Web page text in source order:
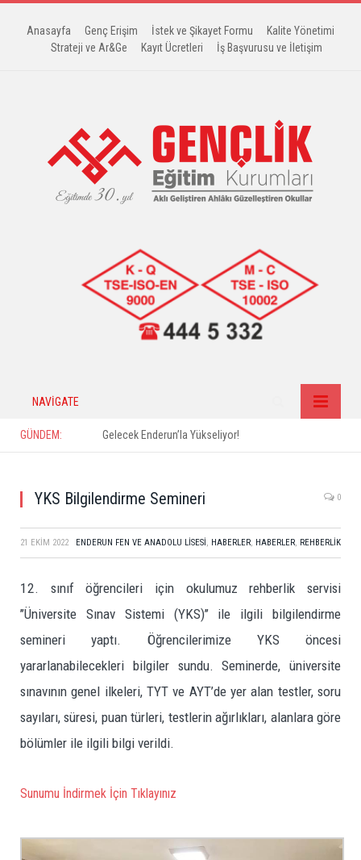
Anasayfa Genç Erişim İstek ve Şikayet Formu
Kalite Yönetimi
Strateji ve Ar&Ge
Kayıt Ücretleri İş Başvurusu ve İletişim
NAVIGATE
GÜNDEM: Gelecek Enderun’la Yükseliyor!
YKS Bilgilendirme Semineri 0
21 EKIM 2022 ENDERUN FEN VE ANADOLU LISESI, HABERLER, HABERLER, REHBERLIK
12. sınıf öğrencileri için okulumuz rehberlik servisi
’’Üniversite Sınav Sistemi (YKS)’’ ile ilgili bilgilendirme
semineri yaptı. Öğrencilerimize YKS öncesi
yararlanabilecekleri bilgiler sundu. Seminerde, üniversite
sınavının genel ilkeleri, TYT ve AYT’de yer alan testler, soru
sayıları, süresi, puan türleri, testlerin ağırlıkları, alanlara göre
bölümler ile ilgili bilgi verildi.
Sunumu İndirmek İçin Tıklayınız